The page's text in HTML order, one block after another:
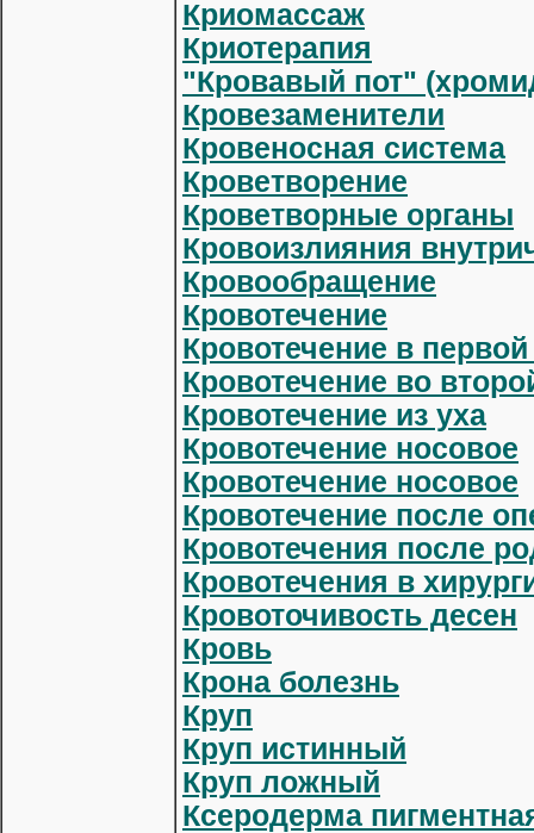
Криомассаж
Криотерапия
"Кровавый пот"
Кровезаменители
Кровеносная система
Кроветворение
Кроветворные органы
Кровоизлияния
Кровообращение
Кровотечение
Кровотечение в
Кровотечение во
Кровотечение из уха
Кровотечение носовое
Кровотечение носовое
Кровотечение после
Кровотечения после
Кровотечения в
Кровоточивость десен
Кровь
Крона болезнь
Круп
Круп истинный
Круп ложный
Ксеродерма